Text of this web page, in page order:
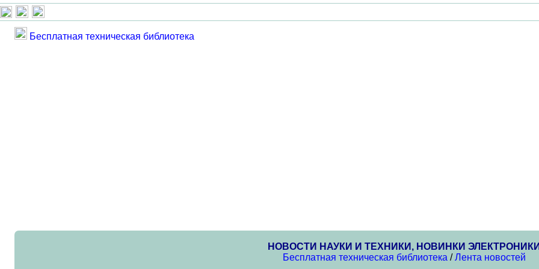
Бесплатная техническая библиотека
НОВОСТИ НАУКИ И ТЕХНИКИ, НОВИНКИ
Бесплатная техническая библиотека /Лента новостей